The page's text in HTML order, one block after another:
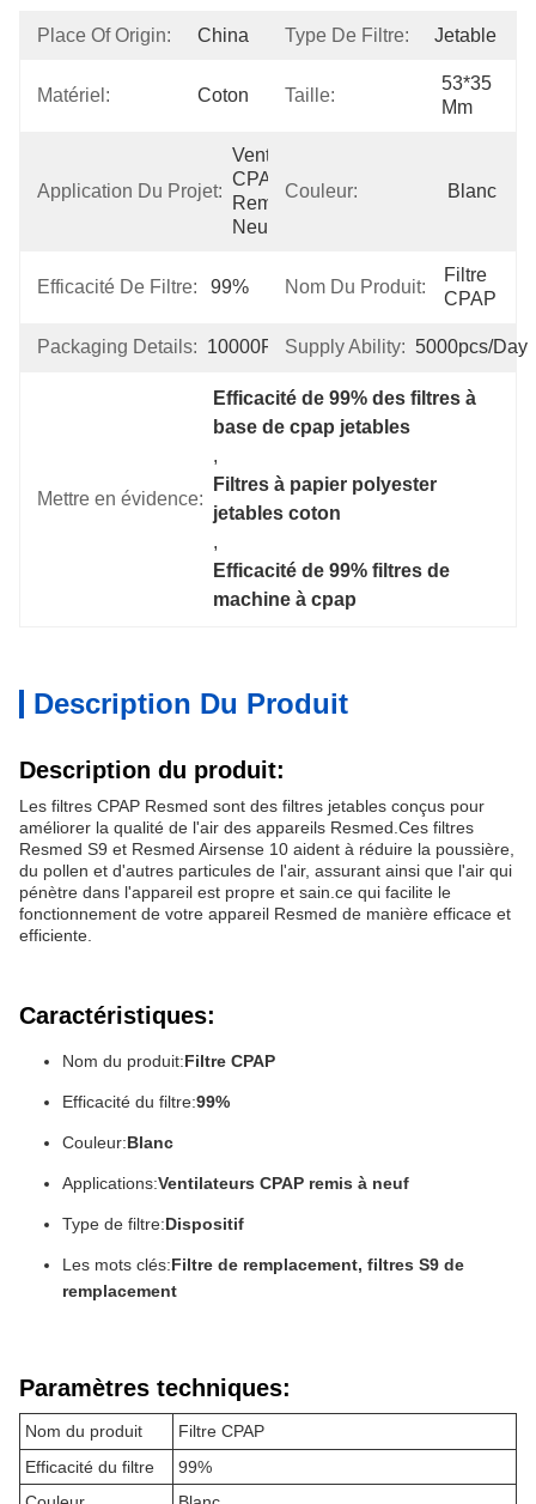
Place Of Origin: China Type De Filtre: Jetable
Matériel: Coton Taille:
53*35
Mm
Application Du Projet:
Ventilateurs
CPAP
Remis À
Neuf
Couleur: Blanc
Efficacité De Filtre: 99% Nom Du Produit:
Filtre
CPAP
Packaging Details: 10000PCS/BOXSupply Ability: 5000pcs/day
Mettre en évidence:
Efficacité de 99% des filtres à
base de cpap jetables
,
Filtres à papier polyester
jetables coton
,
Efficacité de 99% filtres de
machine à cpap
Description Du Produit
Description du produit:
Les filtres CPAP Resmed sont des filtres jetables conçus pour
améliorer la qualité de l'air des appareils Resmed.Ces filtres
Resmed S9 et Resmed Airsense 10 aident à réduire la poussière,
du pollen et d'autres particules de l'air, assurant ainsi que l'air qui
pénètre dans l'appareil est propre et sain.ce qui facilite le
fonctionnement de votre appareil Resmed de manière efficace et
efficiente.
Caractéristiques:
Nom du produit:Filtre CPAP
Efficacité du filtre:99%
Couleur:Blanc
Applications:Ventilateurs CPAP remis à neuf
Type de filtre:Dispositif
Les mots clés:Filtre de remplacement, filtres S9 de
remplacement
Paramètres techniques:
Nom du produit
Filtre CPAP
Efficacité du filtre
99%